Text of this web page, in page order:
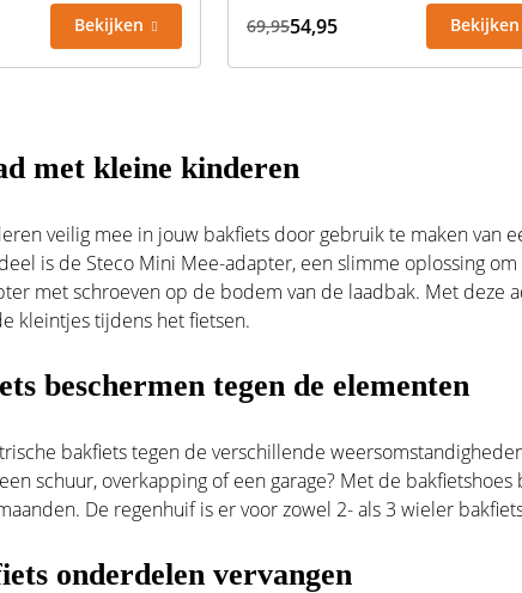
Bekijken
69,9554,95 Bekijken
met kleine kinderen
veilig mee in jouw bakfiets door gebruik te maken van
is de Steco Mini Mee-adapter, een slimme oplossing
met schroeven op de bodem van de laadbak. Met deze
kleintjes tijdens het fietsen.
beschermen tegen de elementen
bakfietstegen de verschillende
schuur, overkapping of een garage? Met de
De regenhuif is er voor zowel 2- als 3 wieler
onderdelen vervangen